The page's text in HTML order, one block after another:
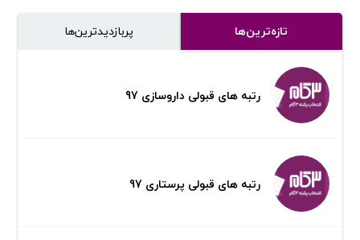
تازه‌ترین‌ها پر‌بازدیدترین‌ها
رتبه های قبولی داروسازی 97
رتبه های قبولی پرستاری 97